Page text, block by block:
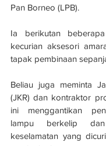
Pan Borneo (LPB).
Ia berikutan
kecurian aksesori
tapak pembinaan
Beliau juga meminta
(JKR) dan kontraktor
ini menggantikan
lampu berkelip
keselamatan yang